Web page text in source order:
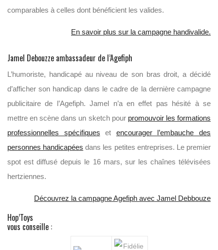
comparables à celles dont bénéficient les valides.
En savoir plus sur la campagne handivalide.
Jamel Debouzze ambassadeur de l’Agefiph
L’humoriste, handicapé au niveau de son bras droit, a décidé
d’afficher son handicap dans le cadre de la dernière campagne
publicitaire de l’Agefiph. Jamel n’a en effet pas hésité à se
mettre en scène dans un sketch pour promouvoir les formations
professionnelles spécifiques et encourager l’embauche des
personnes handicapées dans les petites entreprises. Le premier
spot est diffusé depuis le 16 mars, sur les chaînes télévisées
hertziennes.
Découvrez la campagne Agefiph avec Jamel Debbouze
Hop’Toys
vous conseille :